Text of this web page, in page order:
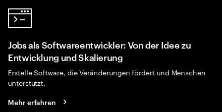
Jobs als Softwareentwickler: Von der Idee zu
Entwicklung und Skalierung
Erstelle Software, die Veränderungen fördert und Menschen
unterstützt.
Mehr erfahren